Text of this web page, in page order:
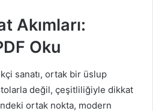
Akımları:
Oku
sanatı, ortak bir üslup
değil, çeşitliliğiyle dikkat
ortak nokta, modern